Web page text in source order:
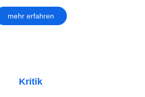
mehr erfahren
Kritik